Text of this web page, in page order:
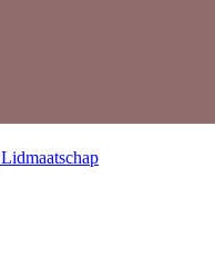
Lidmaatschap